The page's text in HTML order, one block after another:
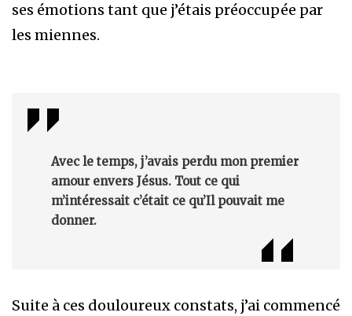
ses émotions tant que j’étais préoccupée par
les miennes.
Avec le temps, j’avais perdu mon premier
amour envers Jésus. Tout ce qui
m’intéressait c’était ce qu’Il pouvait me
donner.
Suite à ces douloureux constats, j’ai commencé